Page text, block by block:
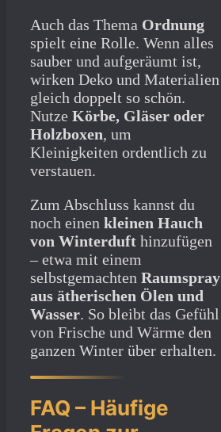
Auch das Thema Ordnung
spielt eine Rolle. Wenn alles
sauber und aufgeräumt ist,
wirken Deko und Materialien
gleich doppelt so schön.
Nutze Körbe, Gläser oder
Holzboxen, um
Kleinigkeiten ordentlich zu
verstauen.
Zum Abschluss kannst du
noch einen kleinen Hauch
von Winterduft hinzufügen
– etwa mit einem
selbstgemachten Raumspray
aus ätherischen Ölen und
Wasser. So bleibt das Gefühl
von Frische und Wärme den
ganzen Winter über erhalten.
FAQ – Häufige